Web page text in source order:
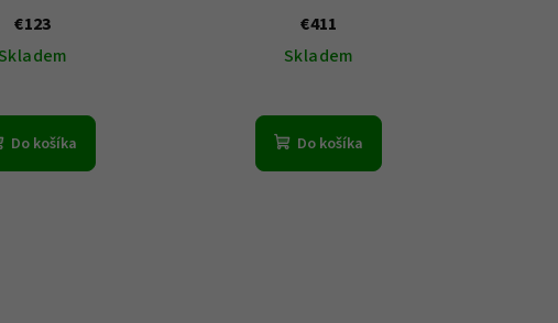
€123
Skladem
Do košíka
€411
Skladem
Do košíka